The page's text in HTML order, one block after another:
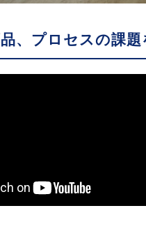
、プロセスの課